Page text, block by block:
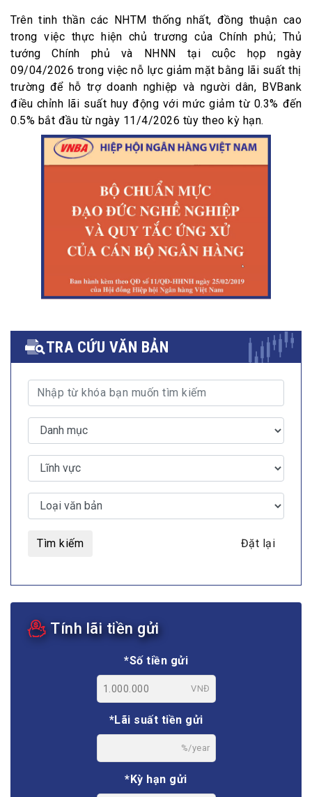
Trên tinh thần các NHTM thống nhất, đồng thuận cao
trong việc thực hiện chủ trương của Chính phủ; Thủ
tướng Chính phủ và NHNN tại cuộc họp ngày
09/04/2026 trong việc nỗ lực giảm mặt bằng lãi suất thị
trường để hỗ trợ doanh nghiệp và người dân, BVBank
điều chỉnh lãi suất huy động với mức giảm từ 0.3% đến
0.5% bắt đầu từ ngày 11/4/2026 tùy theo kỳ hạn.
TRA CỨU VĂN BẢN
Tìm kiếm Đặt lại
Tính lãi tiền gửi
*Số tiền gửi
VNĐ
*Lãi suất tiền gửi
%/year
*Kỳ hạn gửi